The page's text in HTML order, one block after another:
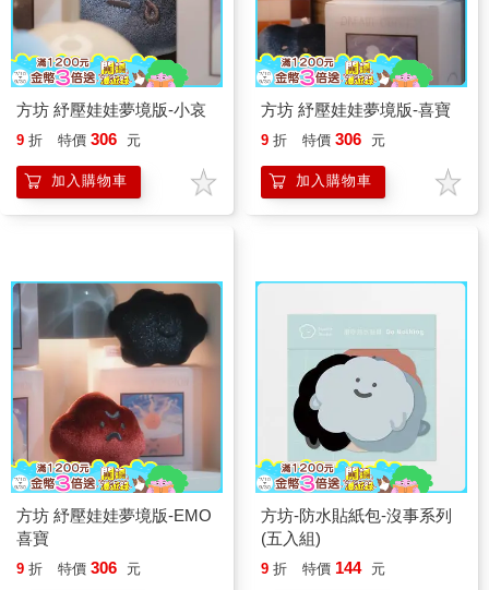
方坊 紓壓娃娃夢境版-小哀
9 折 特價 306 元
加入購物車
方坊 紓壓娃娃夢境版-喜寶
9 折 特價 306 元
加入購物車
方坊 紓壓娃娃夢境版-EMO
喜寶
9 折 特價 306 元
方坊-防水貼紙包-沒事系列
(五入組)
9 折 特價 144 元